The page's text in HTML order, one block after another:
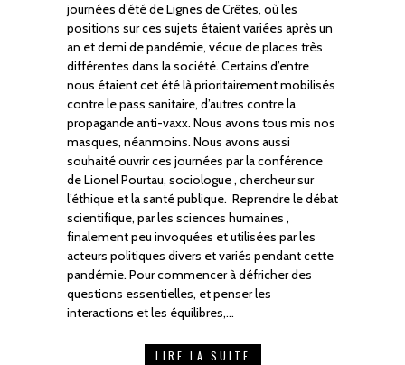
journées d’été de Lignes de Crêtes, où les
positions sur ces sujets étaient variées après un
an et demi de pandémie, vécue de places très
différentes dans la société. Certains d’entre
nous étaient cet été là prioritairement mobilisés
contre le pass sanitaire, d’autres contre la
propagande anti-vaxx. Nous avons tous mis nos
masques, néanmoins. Nous avons aussi
souhaité ouvrir ces journées par la conférence
de Lionel Pourtau, sociologue , chercheur sur
l’éthique et la santé publique. Reprendre le débat
scientifique, par les sciences humaines ,
finalement peu invoquées et utilisées par les
acteurs politiques divers et variés pendant cette
pandémie. Pour commencer à défricher des
questions essentielles, et penser les
interactions et les équilibres,…
LIRE LA SUITE